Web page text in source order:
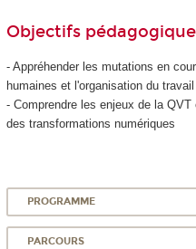
Objectifs
- Appréhender les mutations en
humaines et l'organisation du travail
- Comprendre les enjeux de la
des transformations numériques
PROGRAMME
PARCOURS